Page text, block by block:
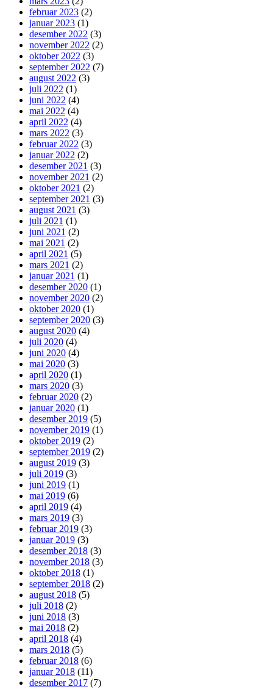
februar 2023 (2)
januar 2023 (1)
desember 2022 (3)
november 2022 (2)
oktober 2022 (3)
september 2022 (7)
august 2022 (3)
juli 2022 (1)
juni 2022 (4)
mai 2022 (4)
april 2022 (4)
mars 2022 (3)
februar 2022 (3)
januar 2022 (2)
desember 2021 (3)
november 2021 (2)
oktober 2021 (2)
september 2021 (3)
august 2021 (3)
juli 2021 (1)
juni 2021 (2)
mai 2021 (2)
april 2021 (5)
mars 2021 (2)
januar 2021 (1)
desember 2020 (1)
november 2020 (2)
oktober 2020 (1)
september 2020 (3)
august 2020 (4)
juli 2020 (4)
juni 2020 (4)
mai 2020 (3)
april 2020 (1)
mars 2020 (3)
februar 2020 (2)
januar 2020 (1)
desember 2019 (5)
november 2019 (1)
oktober 2019 (2)
september 2019 (2)
august 2019 (3)
juli 2019 (3)
juni 2019 (1)
mai 2019 (6)
april 2019 (4)
mars 2019 (3)
februar 2019 (3)
januar 2019 (3)
desember 2018 (3)
november 2018 (3)
oktober 2018 (1)
september 2018 (2)
august 2018 (5)
juli 2018 (2)
juni 2018 (3)
mai 2018 (2)
april 2018 (4)
mars 2018 (5)
februar 2018 (6)
januar 2018 (11)
desember 2017 (7)